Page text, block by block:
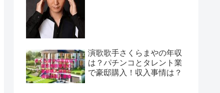
演歌歌手さくらまやの年収
は？パチンコとタレント業
で豪邸購入！収入事情は？